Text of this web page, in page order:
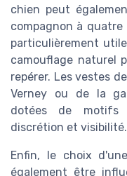
chien peut
compagnon à
particulièrement
camouflage naturel
repérer. Les vestes
Verney ou de la
dotées de motifs
discrétion et visibilité.
Enfin, le choix
également être